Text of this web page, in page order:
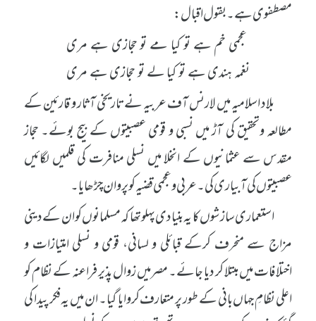
مصطفوی ہے۔ بقول اقبال:
عجمی خم ہے تو کیا مے تو حجازی ہے مری
نغمہ ہندی ہے تو کیا لے تو حجازی ہے مری
بلاد اسلامیہ میں لارنس آف عربیہ نے تاریخی آثار و قارئین کے
مطالعہ وتحقیق کی آڑ میں نسبی و قومی عصبیتوں کے بیج بوئے۔ حجاز
مقدس سے عثمانیوں کے انخلا میں نسلی منافرت کی قلمیں لگائیں
عصبیتوں کی آبیاری کی۔ عربی و عجمی قضیہ کو پروان چڑھایا۔
استعماری سازشوں کا یہ بنیادی پہلو تھا کہ مسلمانوں کو ان کے دینی
مزاج سے منحرف کرکے قبائلی و لسانی، قومی و نسلی امتیازات و
اختلافات میں مبتلا کر دیا جائے۔ مصر میں زوال پذیر فراعنہ کے نظام کو
اعلی نظامِ جہاں بانی کے طور پر متعارف کروایا گیا۔ ان میں یہ فکر پیدا کی